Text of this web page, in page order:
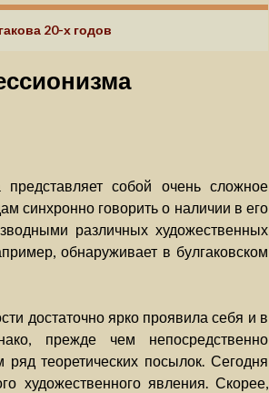
20-х годов
собой очень сложное
синхронно говорить о наличии в его
различных художественных
обнаруживает в булгаковском
достаточно ярко проявила себя и в
прежде чем непосредственно
теоретических посылок. Сегодня
художественного явления. Скорее,